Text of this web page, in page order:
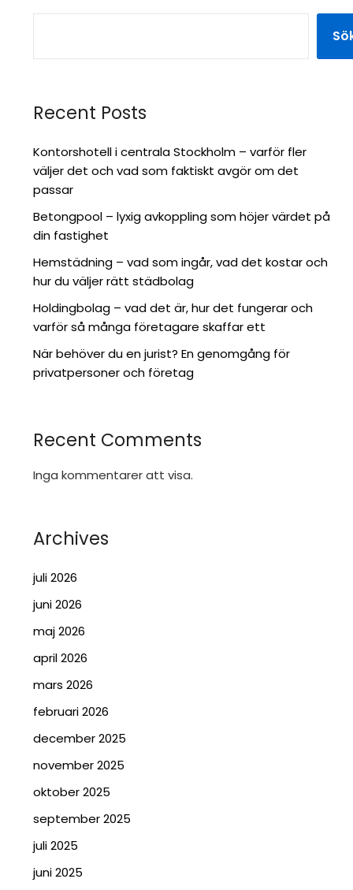
Recent Posts
Kontorshotell i centrala Stockholm – varför fler
väljer det och vad som faktiskt avgör om det
passar
Betongpool – lyxig avkoppling som höjer värdet på
din fastighet
Hemstädning – vad som ingår, vad det kostar och
hur du väljer rätt städbolag
Holdingbolag – vad det är, hur det fungerar och
varför så många företagare skaffar ett
När behöver du en jurist? En genomgång för
privatpersoner och företag
Recent Comments
Inga kommentarer att visa.
Archives
juli 2026
juni 2026
maj 2026
april 2026
mars 2026
februari 2026
december 2025
november 2025
oktober 2025
september 2025
juli 2025
juni 2025